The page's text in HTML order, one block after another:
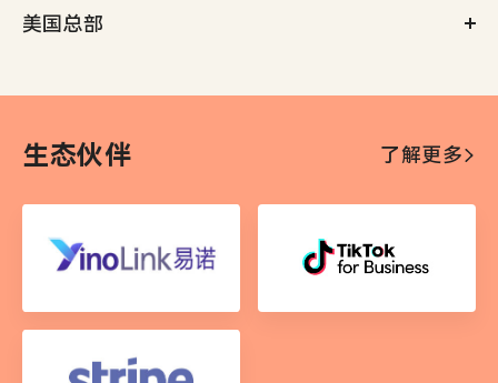
美国总部
生态伙伴 了解更多